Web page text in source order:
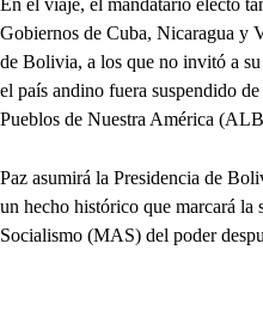
En el viaje, el mandatario electo
Gobiernos de Cuba, Nicaragua y
de Bolivia, a los que no invitó a
el país andino fuera suspendido
Pueblos de Nuestra América
Paz asumirá la Presidencia de
un hecho histórico que marcará
Socialismo (MAS) del poder